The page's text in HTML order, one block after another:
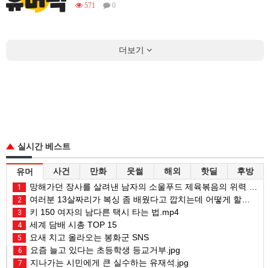
571
0
더보기
실시간 베스트
유머 사건 만화 웃썰 해외 핫딜 후방
1 망해가던 장사를 살려낸 남자의 소울푸드 제육볶음의 위력 ㅋㅋ
2 여러분 13살짜리가 복싱 좀 배웠다고 깝치는데 어떻게 할까요?
3 키 150 여자의 남다른 택시 타는 법.mp4
4 세계 담배 시총 TOP 15
5 요새 치고 올라오는 봉화군 SNS
6 요즘 늘고 있다는 초등학생 등교거부.jpg
7 지나가는 시민에게 큰 실수하는 유재석.jpg